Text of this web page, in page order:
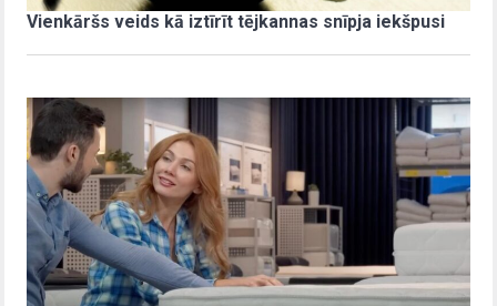
Vienkāršs veids kā iztīrīt tējkannas snīpja iekšpusi